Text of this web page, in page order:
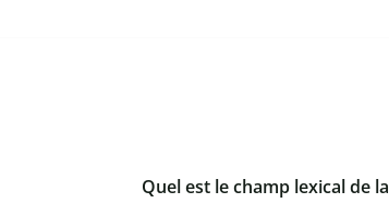
Quel est le champ lexical de